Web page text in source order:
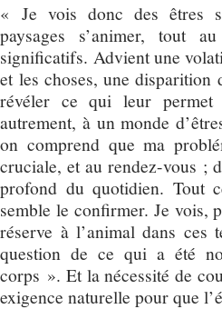
« Je vois donc des êtres
paysages s’animer, tout
significatifs. Advient une
et les choses, une
révéler ce qui leur permet
autrement, à un monde
on comprend que ma
cruciale, et au rendez-vous ;
profond du quotidien. Tout
semble le confirmer. Je vois,
réserve à l’animal dans ces
question de ce qui a été
corps ». Et la nécessité de
exigence naturelle pour que